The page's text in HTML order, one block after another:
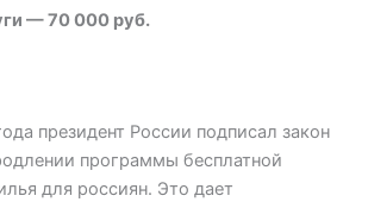
— 70 000 руб.
президент России подписал закон
программы бесплатной
для россиян. Это дает